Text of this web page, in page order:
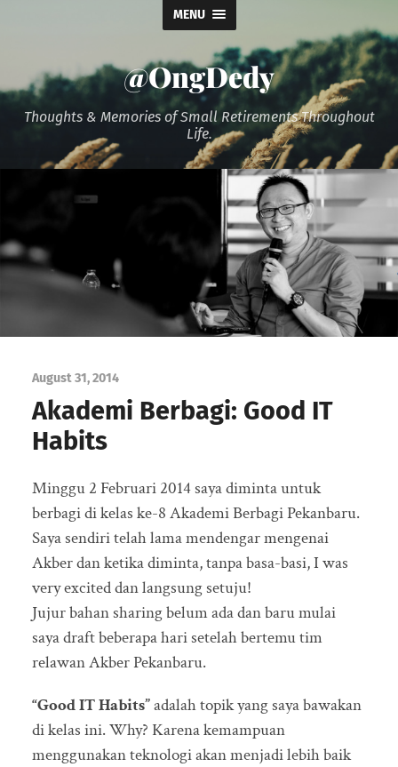
MENU
@OngDedy
Thoughts & Memories of Small Retirements Throughout
Life.
August 31, 2014
Akademi Berbagi: Good IT
Habits
Minggu 2 Februari 2014 saya diminta untuk
berbagi di kelas ke-8 Akademi Berbagi Pekanbaru.
Saya sendiri telah lama mendengar mengenai
Akber dan ketika diminta, tanpa basa-basi, I was
very excited dan langsung setuju!
Jujur bahan sharing belum ada dan baru mulai
saya draft beberapa hari setelah bertemu tim
relawan Akber Pekanbaru.
“Good IT Habits”adalah topik yang saya bawakan
di kelas ini. Why? Karena kemampuan
menggunakan teknologi akan menjadi lebih baik